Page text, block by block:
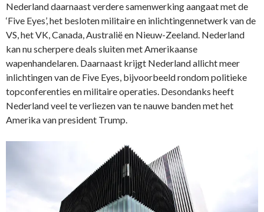
Nederland daarnaast verdere samenwerking aangaat met de
‘Five Eyes’, het besloten militaire en inlichtingennetwerk van de
VS, het VK, Canada, Australië en Nieuw-Zeeland. Nederland
kan nu scherpere deals sluiten met Amerikaanse
wapenhandelaren. Daarnaast krijgt Nederland allicht meer
inlichtingen van de Five Eyes, bijvoorbeeld rondom politieke
topconferenties en militaire operaties. Desondanks heeft
Nederland veel te verliezen van te nauwe banden met het
Amerika van president Trump.